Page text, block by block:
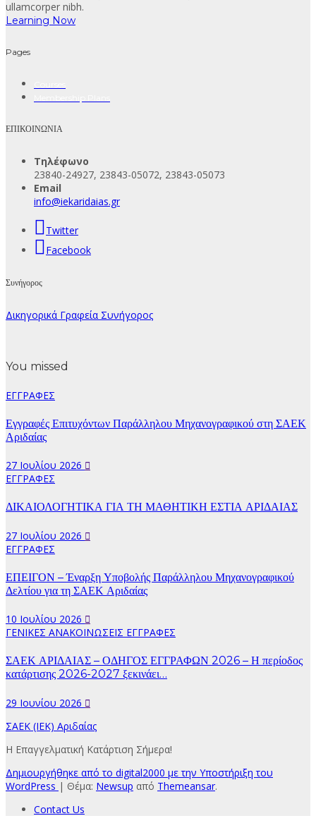
ullamcorper nibh.
Learning Now
Pages
ΕΠΙΚΟΙΝΩΝΙΑ
Τηλέφωνο
23840-24927, 23843-05072, 23843-05073
Email
info@iekaridaias.gr
Twitter
Facebook
Συνήγορος
Δικηγορικά Γραφεία Συνήγορος
You missed
ΕΓΓΡΑΦΕΣ
Εγγραφές Επιτυχόντων Παράλληλου Μηχανογραφικού στη ΣΑΕΚ
Αριδαίας
27 Ιουλίου 2026
ΕΓΓΡΑΦΕΣ
ΔΙΚΑΙΟΛΟΓΗΤΙΚΑ ΓΙΑ ΤΗ ΜΑΘΗΤΙΚΗ ΕΣΤΙΑ ΑΡΙΔΑΙΑΣ
27 Ιουλίου 2026
ΕΓΓΡΑΦΕΣ
ΕΠΕΙΓΟΝ – Έναρξη Υποβολής Παράλληλου Μηχανογραφικού
Δελτίου για τη ΣΑΕΚ Αριδαίας
10 Ιουλίου 2026
ΓΕΝΙΚΕΣ ΑΝΑΚΟΙΝΩΣΕΙΣ ΕΓΓΡΑΦΕΣ
ΣΑΕΚ ΑΡΙΔΑΙΑΣ – ΟΔΗΓΟΣ ΕΓΓΡΑΦΩΝ 2026 – Η περίοδος
κατάρτισης 2026-2027 ξεκινάει…
29 Ιουνίου 2026
ΣΑΕΚ (ΙΕΚ) Αριδαίας
Η Επαγγελματική Κατάρτιση Σήμερα!
Δημιουργήθηκε από το digital2000 με την Υποστήριξη του
WordPress | Θέμα: Newsup από Themeansar.
Contact Us